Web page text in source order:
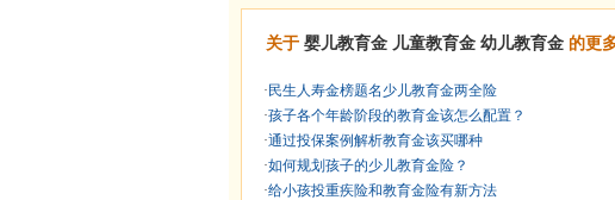
关于 婴儿教育金 儿童教育金 幼儿教育金 的更
· 民生人寿金榜题名少儿教育金两全险
·孩子各个年龄阶段的教育金该怎么配置？
·通过投保案例解析教育金该买哪种
·如何规划孩子的少儿教育金险？
·给小孩投重疾险和教育金险有新方法